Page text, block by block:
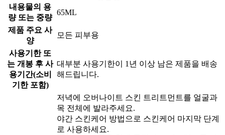
내용물의 용
량 또는 중량
65ML
제품 주요 사
양
모든 피부용
사용기한 또
는 개봉 후 사
용기간(소비
기한 포함)
대부분 사용기한이 1년 이상 남은 제품을 배송
해드립니다.
저녁에 오버나이트 스킨 트리트먼트를 얼굴과
목 전체에 발라주세요.
야간 스킨케어 방법으로 스킨케어 마지막 단계
로 사용하세요.